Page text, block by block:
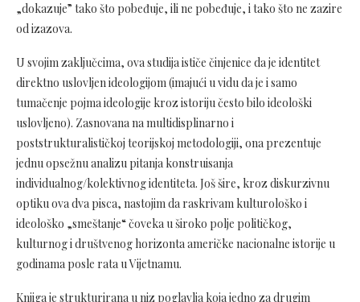
„dokazuje” tako što pobeđuje, ili ne pobeđuje, i tako što ne zazire
od izazova.
U svojim zaključcima, ova studija ističe činjenice da je identitet
direktno uslovljen ideologijom (imajući u vidu da je i samo
tumačenje pojma ideologije kroz istoriju često bilo ideološki
uslovljeno). Zasnovana na multidisplinarno i
poststrukturalističkoj teorijskoj metodologiji, ona prezentuje
jednu opsežnu analizu pitanja konstruisanja
individualnog/kolektivnog identiteta. Još šire, kroz diskurzivnu
optiku ova dva pisca, nastojim da raskrivam kulturološko i
ideološko „smeštanje“ čoveka u široko polje političkog,
kulturnog i društvenog horizonta američke nacionalne istorije u
godinama posle rata u Vijetnamu.
Knjiga je strukturirana u niz poglavlja koja jedno za drugim